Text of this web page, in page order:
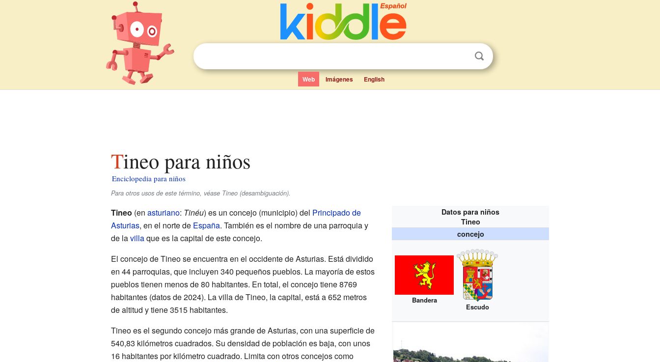
Web Imágenes English
Tineo para niños
Enciclopedia para niños
Para otros usos de este término, véase Tineo (desambiguación).
Datos para niños
Tineo
concejo
Bandera
Escudo
Tineo (en asturiano: Tinéu) es un concejo (municipio) del Principado de
Asturias, en el norte de España. También es el nombre de una parroquia y
de lavillaque es la capital de este concejo.
El concejo de Tineo se encuentra en el occidente de Asturias. Está dividido
en 44 parroquias, que incluyen 340 pequeños pueblos. La mayoría de estos
pueblos tienen menos de 80 habitantes. En total, el concejo tiene 8769
habitantes (datos de 2024). La villa de Tineo, la capital, está a 652 metros
de altitud y tiene 3515 habitantes.
Tineo es el segundo concejo más grande de Asturias, con una superficie de
540,83 kilómetros cuadrados. Su densidad de población es baja, con unos
16 habitantes por kilómetro cuadrado. Limita con otros concejos como